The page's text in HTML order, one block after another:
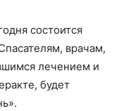
состоится
врачам,
лечением и
будет